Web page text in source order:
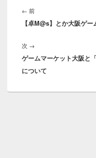
稿
ナ
ゲ
ー
シ
ョ
← 前前
の
【卓M@s】とか大阪ゲ
次 →
の
投
ゲームマーケット大阪と
について